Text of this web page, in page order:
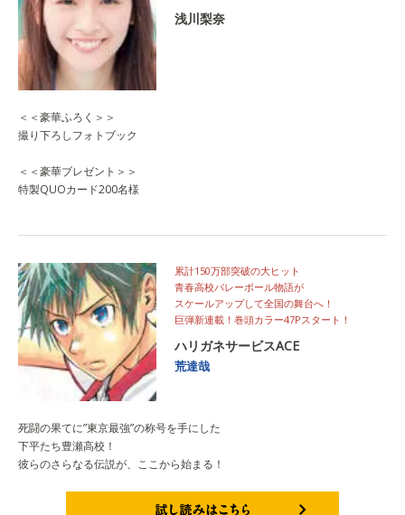
浅川梨奈
＜＜豪華ふろく＞＞
撮り下ろしフォトブック
＜＜豪華ブレゼント＞＞
特製QUOカード200名様
累計150万部突破の大ヒット
青春高校バレーボール物語が
スケールアップして全国の舞台へ！
巨弾新連載！巻頭カラー47Pスタート！
ハリガネサービスACE
荒達哉
死闘の果てに”東京最強”の称号を手にした
下平たち豊瀬高校！
彼らのさらなる伝説が、ここから始まる！